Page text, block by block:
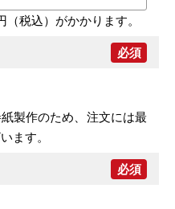
税込）がかかります。
必須
製作のため、注文には最
ます。
必須